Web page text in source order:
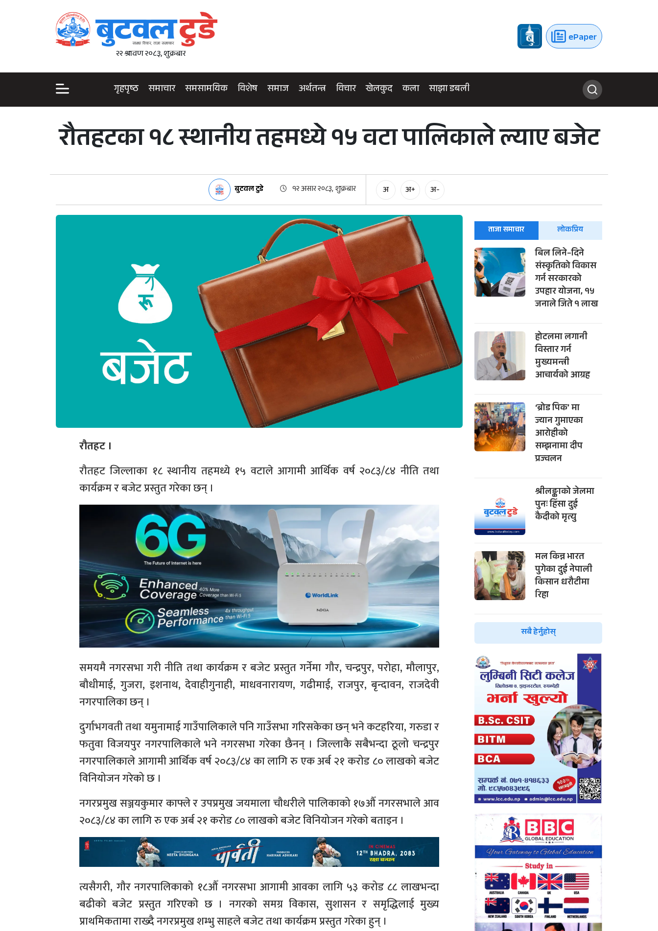
२२ श्रावण २०८३, शुक्रबार
ePaper
गृहपृष्ठ समाचार समसामयिक विशेष समाज अर्थतन्त्र विचार खेलकुद कला साझा डबली
रौतहटका १८ स्थानीय तहमध्ये १५ वटा पालिकाले ल्याए बजेट
बुटवल टुडे १२ असार २०८३, शुक्रबार अ अ+ अ-
रौतहट ।
रौतहट जिल्लाका १८ स्थानीय तहमध्ये १५ वटाले आगामी आर्थिक वर्ष २०८३/८४ नीति तथा
कार्यक्रम र बजेट प्रस्तुत गरेका छन् ।
समयमै नगरसभा गरी नीति तथा कार्यक्रम र बजेट प्रस्तुत गर्नेमा गौर, चन्द्रपुर, परोहा, मौलापुर,
बौधीमाई, गुजरा, इशनाथ, देवाहीगुनाही, माधवनारायण, गढीमाई, राजपुर, बृन्दावन, राजदेवी
नगरपालिका छन् ।
दुर्गाभगवती तथा यमुनामाई गाउँपालिकाले पनि गाउँसभा गरिसकेका छन् भने कटहरिया, गरुडा र
फतुवा विजयपुर नगरपालिकाले भने नगरसभा गरेका छैनन् । जिल्लाकै सबैभन्दा ठूलो चन्द्रपुर
नगरपालिकाले आगामी आर्थिक वर्ष २०८३/८४ का लागि रु एक अर्ब २१ करोड ८० लाखको बजेट
विनियोजन गरेको छ ।
नगरप्रमुख सञ्जयकुमार काफ्ले र उपप्रमुख जयमाला चौधरीले पालिकाको १७औँ नगरसभाले आव
२०८३/८४ का लागि रु एक अर्ब २१ करोड ८० लाखको बजेट विनियोजन गरेको बताइन ।
त्यसैगरी, गौर नगरपालिकाको १८औँ नगरसभा आगामी आवका लागि ५३ करोड ८८ लाखभन्दा
बढीको बजेट प्रस्तुत गरिएको छ । नगरको समग्र विकास, सुशासन र समृद्धिलाई मुख्य
प्राथमिकतामा राख्दै नगरप्रमुख शम्भु साहले बजेट तथा कार्यक्रम प्रस्तुत गरेका हुन् ।
ताजा समाचार लोकप्रिय
बिल लिने–दिने
संस्कृतिको विकास
गर्न सरकारको
उपहार योजना, १५
जनाले जिते १ लाख
होटलमा लगानी
विस्तार गर्न
मुख्यमन्त्री
आचार्यको आग्रह
‘ब्रोड पिक’ मा
ज्यान गुमाएका
आरोहीको
सम्झनामा दीप
प्रज्वलन
श्रीलङ्काको जेलमा
पुनः हिंसा दुई
कैदीको मृत्यु
मल किन्न भारत
पुगेका दुई नेपाली
किसान धरौटीमा
रिहा
सबै हेर्नुहोस्